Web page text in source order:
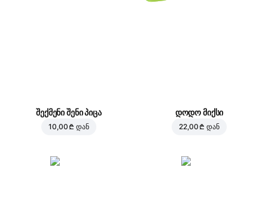
შექმენი შენი პიცა
10,00 ₾ დან
დოდო მიქსი
22,00 ₾ დან